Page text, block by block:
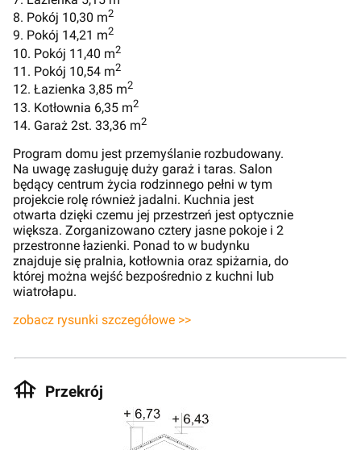
8. Pokój 10,30 m2
9. Pokój 14,21 m2
10. Pokój 11,40 m2
11. Pokój 10,54 m2
12. Łazienka 3,85 m2
13. Kotłownia 6,35 m2
14. Garaż 2st. 33,36 m2
Program domu jest przemyślanie rozbudowany.
Na uwagę zasługuję duży garaż i taras. Salon
będący centrum życia rodzinnego pełni w tym
projekcie rolę również jadalni. Kuchnia jest
otwarta dzięki czemu jej przestrzeń jest optycznie
większa. Zorganizowano cztery jasne pokoje i 2
przestronne łazienki. Ponad to w budynku
znajduje się pralnia, kotłownia oraz spiżarnia, do
której można wejść bezpośrednio z kuchni lub
wiatrołapu.
zobacz rysunki szczegółowe >>
Przekrój